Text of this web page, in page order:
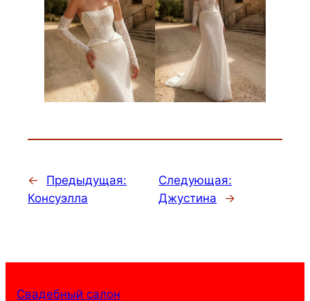
←
Предыдущая:
Консуэлла
Следующая:
Джустина
→
Свадебный салон